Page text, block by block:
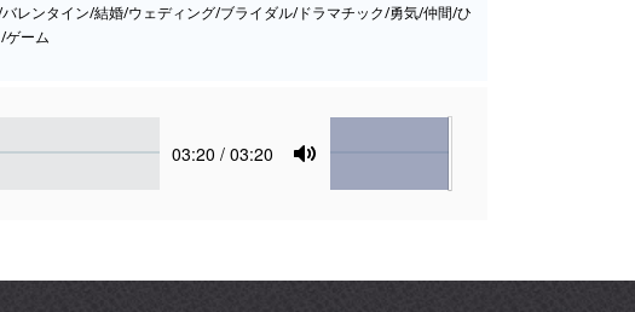
レンタイン/結婚/ウェディング/ブライダル/ドラマチック/勇気/仲間/ひ
ゲーム
Current
03:20 / 03:20
Mute
Volume